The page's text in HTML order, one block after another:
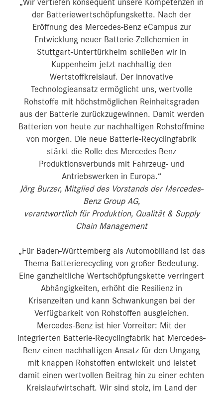
„Wir vertiefen konsequent unsere Kompetenzen in
der Batteriewertschöpfungskette. Nach der
Eröffnung des Mercedes-Benz eCampus zur
Entwicklung neuer Batterie-Zellchemien in
Stuttgart-Untertürkheim schließen wir in
Kuppenheim jetzt nachhaltig den
Wertstoffkreislauf. Der innovative
Technologieansatz ermöglicht uns, wertvolle
Rohstoffe mit höchstmöglichen Reinheitsgraden
aus der Batterie zurückzugewinnen. Damit werden
Batterien von heute zur nachhaltigen Rohstoffmine
von morgen. Die neue Batterie-Recyclingfabrik
stärkt die Rolle des Mercedes-Benz
Produktionsverbunds mit Fahrzeug- und
Antriebswerken in Europa.“
Jörg Burzer, Mitglied des Vorstands der Mercedes-
Benz Group AG,
verantwortlich für Produktion, Qualität & Supply
Chain Management
„Für Baden-Württemberg als Automobilland ist das
Thema Batterierecycling von großer Bedeutung.
Eine ganzheitliche Wertschöpfungskette verringert
Abhängigkeiten, erhöht die Resilienz in
Krisenzeiten und kann Schwankungen bei der
Verfügbarkeit von Rohstoffen ausgleichen.
Mercedes-Benz ist hier Vorreiter: Mit der
integrierten Batterie-Recyclingfabrik hat Mercedes-
Benz einen nachhaltigen Ansatz für den Umgang
mit knappen Rohstoffen entwickelt und leistet
damit einen wertvollen Beitrag hin zu einer echten
Kreislaufwirtschaft. Wir sind stolz, im Land der